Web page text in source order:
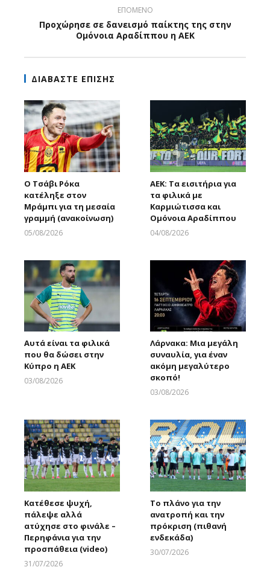
ΕΠΟΜΕΝΟ
Προχώρησε σε δανεισμό παίκτης της στην
Ομόνοια Αραδίππου η ΑΕΚ
ΔΙΑΒΑΣΤΕ ΕΠΙΣΗΣ
Ο Τσάβι Ρόκα
κατέληξε στον
Μράμπι για τη μεσαία
γραμμή (ανακοίνωση)
05/08/2026
ΑΕΚ: Τα εισιτήρια για
τα φιλικά με
Καρμιώτισσα και
Ομόνοια Αραδίππου
04/08/2026
Αυτά είναι τα φιλικά
που θα δώσει στην
Κύπρο η ΑΕΚ
03/08/2026
Λάρνακα: Μια μεγάλη
συναυλία, για έναν
ακόμη μεγαλύτερο
σκοπό!
03/08/2026
Κατέθεσε ψυχή,
πάλεψε αλλά
ατύχησε στο φινάλε –
Περηφάνια για την
προσπάθεια (video)
31/07/2026
Το πλάνο για την
ανατροπή και την
πρόκριση (πιθανή
ενδεκάδα)
30/07/2026